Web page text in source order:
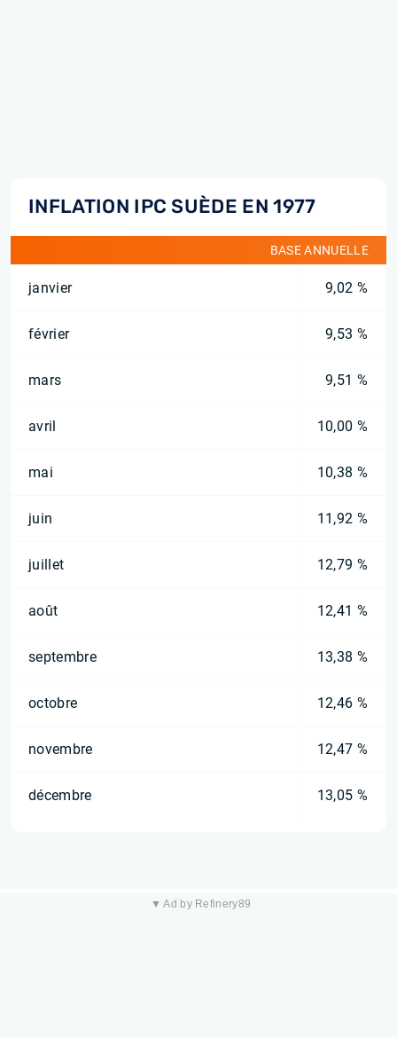
INFLATION IPC SUÈDE EN 1977
BASE ANNUELLE
janvier 9,02 %
février 9,53 %
mars 9,51 %
avril 10,00 %
mai 10,38 %
juin 11,92 %
juillet 12,79 %
août 12,41 %
septembre 13,38 %
octobre 12,46 %
novembre 12,47 %
décembre 13,05 %
▼ Ad by Refinery89